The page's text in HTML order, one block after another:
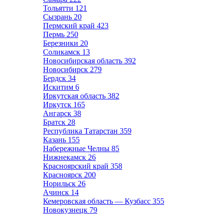
Тольятти 121
Сызрань 20
Пермский край 423
Пермь 250
Березники 20
Соликамск 13
Новосибирская область 392
Новосибирск 279
Бердск 34
Искитим 6
Иркутская область 382
Иркутск 165
Ангарск 38
Братск 28
Республика Татарстан 359
Казань 155
Набережные Челны 85
Нижнекамск 26
Красноярский край 358
Красноярск 200
Норильск 26
Ачинск 14
Кемеровская область — Кузбасс 355
Новокузнецк 79